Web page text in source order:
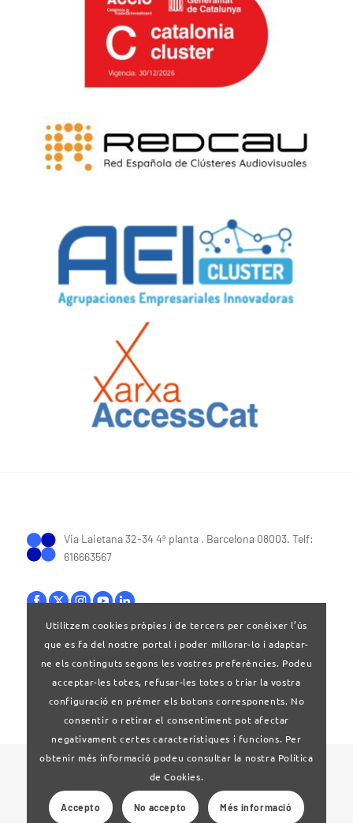
Via Laietana 32-34 4ª planta . Barcelona 08003. Telf:
616663567
Bases legals |Política de privacitat
© 2024 Clúster Audiovisual de Catalunya
Web desenvolupat per La Saladeta
Utilitzem cookies pròpies i de tercers per conèixer l’ús
que es fa del nostre portal i poder millorar-lo i adaptar-
ne els continguts segons les vostres preferències. Podeu
acceptar-les totes, refusar-les totes o triar la vostra
configuració en prémer els botons corresponents. No
consentir o retirar el consentiment pot afectar
negativament certes característiques i funcions. Per
obtenir més informació podeu consultar la nostra Política
de Cookies.
Accepto No accepto Més informació